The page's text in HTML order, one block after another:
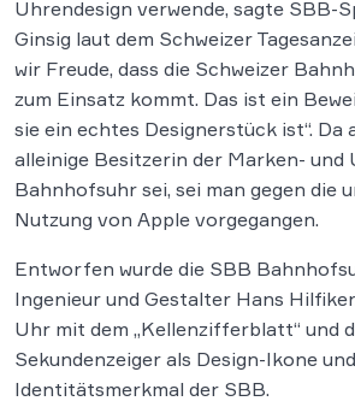
Uhrendesign verwende, sagte SBB-
Ginsig laut dem Schweizer
wir Freude, dass die Schweizer
zum Einsatz kommt. Das ist ein
sie ein echtes Designerstück ist“. Da
alleinige Besitzerin der Marken-
Bahnhofsuhr sei, sei man gegen die
Nutzung von Apple vorgegangen.
Entworfen wurde die SBB
Ingenieur und Gestalter Hans
Uhr mit dem „Kellenzifferblatt“ und
Sekundenzeiger als Design-Ikone
Identitätsmerkmal der SBB.